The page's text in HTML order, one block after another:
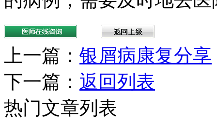
上一篇： 银屑病康复分享
下一篇： 返回列表
热门文章列表